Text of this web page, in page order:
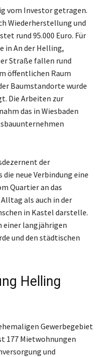
vom Investor getragen.
Wiederherstellung und
rund 95.000 Euro. Für
in An der Helling,
Straße fallen rund
öffentlichen Raum
Baumstandorte wurde
Die Arbeiten zur
das in Wiesbaden
der
neue Verbindung eine
Quartier an das
als auch in der
in Kastel darstelle.
einer langjährigen
und den städtischen
Helling
Gewerbegebiet
177 Mietwohnungen
und